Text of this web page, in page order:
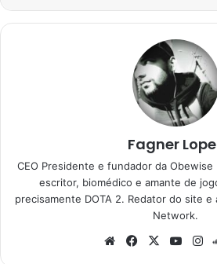
Fagner
CEO Presidente e fundador da
escritor, biomédico e amante de
precisamente DOTA 2. Redator do site e
Network.
WebsiteFacebook
X